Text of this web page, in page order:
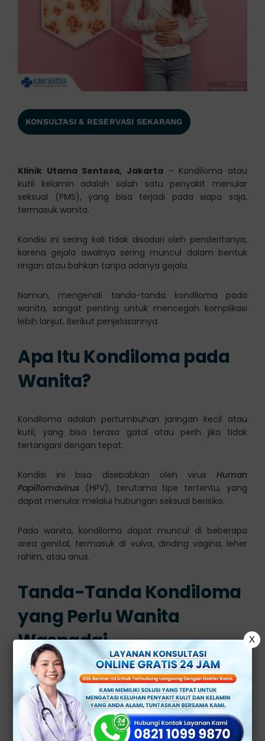
KONSULTASI & RESERVASI SEKARANG
Klinik Utama Sentosa, Jakarta – Kondiloma atau
kutil kelamin adalah salah satu penyakit menular
seksual (PMS), yang bisa terjadi pada siapa saja,
termasuk wanita.
Kondisi ini sering kali tidak disadari oleh penderitanya,
karena gejala awalnya sering muncul dalam bentuk
ringan atau bahkan tanpa adanya gejala.
Namun, mengenali tanda-tanda kondiloma pada
wanita, sangat penting untuk mencegah komplikasi
lebih lanjut. Berikut penjelasannya.
Apa Itu Kondiloma pada
Wanita?
Kondiloma adalah pertumbuhan jaringan kecil atau
kutil, yang bisa terasa gatal atau perih jika tidak
tertangani dengan tepat.
Kondisi ini bisa disebabkan oleh virusHuman
Papillomavirus(HPV), terutama tipe tertentu, yang
dapat menular melalui hubungan seksual berisiko.
Pada wanita, kondiloma dapat muncul di beberapa
area genital, termasuk di vulva, dinding vagina, leher
rahim, atau anus.
Tanda-Tanda Kondiloma
yang Perlu Wanita
Waspadai
Meskipun pada awal infeksi kondiloma pada wanita
tidak menimbulkan gejala yang jelas, tetapi ada
beberapa gejala yang perlu wanita waspadai, antara
X